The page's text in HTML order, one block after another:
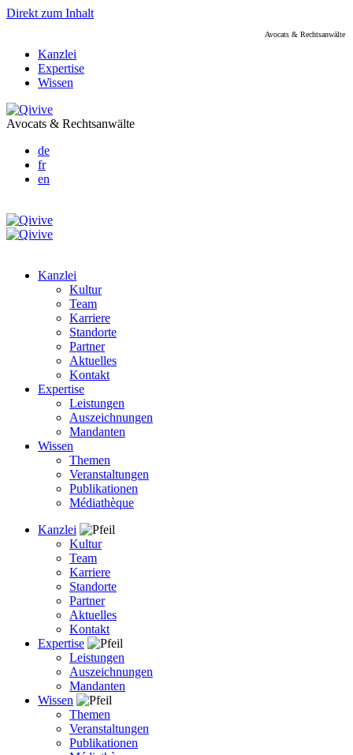
Direkt zum Inhalt
Avocats & Rechtsanwälte
Kanzlei
Expertise
Wissen
Avocats & Rechtsanwälte
de
fr
en
Kanzlei
Kultur
Team
Karriere
Standorte
Partner
Aktuelles
Kontakt
Expertise
Leistungen
Auszeichnungen
Mandanten
Wissen
Themen
Veranstaltungen
Publikationen
Médiathèque
Kanzlei
Kultur
Team
Karriere
Standorte
Partner
Aktuelles
Kontakt
Expertise
Leistungen
Auszeichnungen
Mandanten
Wissen
Themen
Veranstaltungen
Publikationen